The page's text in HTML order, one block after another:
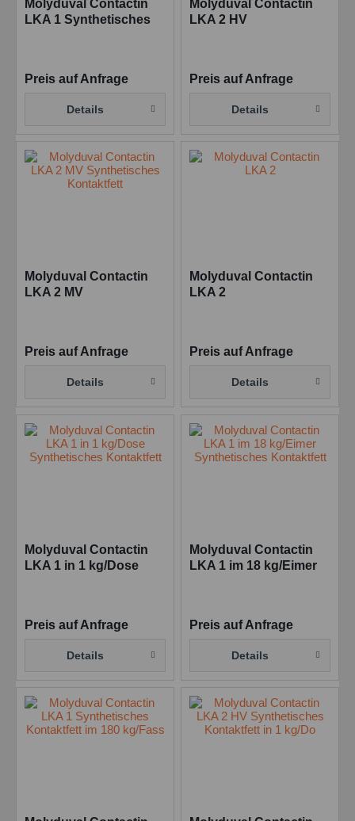
Molyduval Contactin
LKA 1 Synthetisches
Preis auf Anfrage
Details
Molyduval Contactin
LKA 2 HV
Preis auf Anfrage
Details
Molyduval Contactin
LKA 2 MV
Preis auf Anfrage
Details
Molyduval Contactin
LKA 2
Preis auf Anfrage
Details
Molyduval Contactin
LKA 1 in 1 kg/Dose
Preis auf Anfrage
Details
Molyduval Contactin
LKA 1 im 18 kg/Eimer
Preis auf Anfrage
Details